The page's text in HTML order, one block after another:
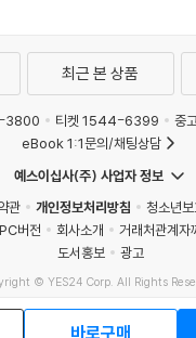
바로구매
최근 본 상품
3800 티켓 1544-6399
중
eBook 1:1문의/채팅상담
예스이십사(주) 사업자 정보
관
개인정보처리방침
청소년
PC버전
회사소개
거래처관계자
도서홍보
광고
© YES24 Corp. All Rights